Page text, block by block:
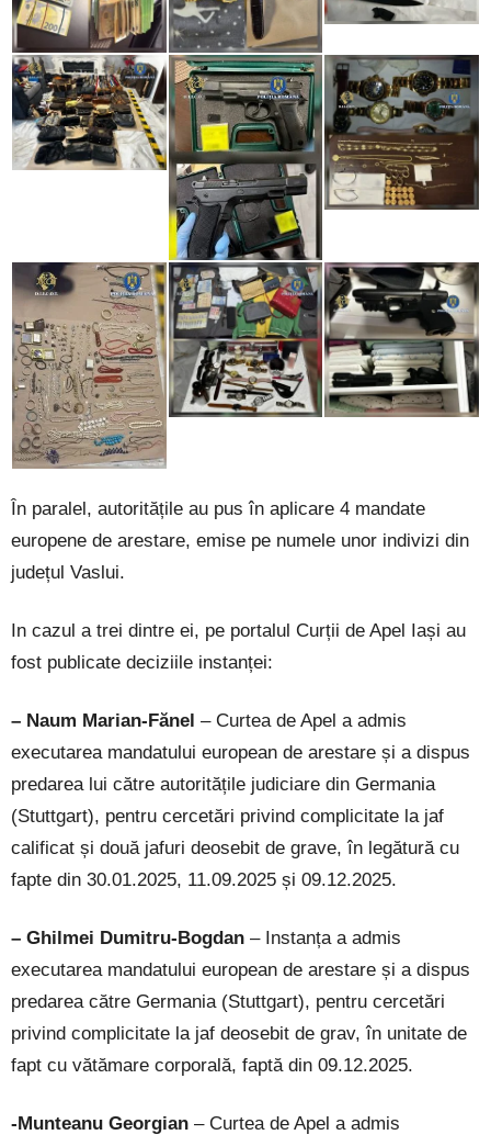
În paralel, autoritățile au pus în aplicare 4 mandate
europene de arestare, emise pe numele unor indivizi din
județul Vaslui.
In cazul a trei dintre ei, pe portalul Curții de Apel Iași au
fost publicate deciziile instanței:
– Naum Marian-Fănel – Curtea de Apel a admis
executarea mandatului european de arestare și a dispus
predarea lui către autoritățile judiciare din Germania
(Stuttgart), pentru cercetări privind complicitate la jaf
calificat și două jafuri deosebit de grave, în legătură cu
fapte din 30.01.2025, 11.09.2025 și 09.12.2025.
– Ghilmei Dumitru-Bogdan – Instanța a admis
executarea mandatului european de arestare și a dispus
predarea către Germania (Stuttgart), pentru cercetări
privind complicitate la jaf deosebit de grav, în unitate de
fapt cu vătămare corporală, faptă din 09.12.2025.
-Munteanu Georgian – Curtea de Apel a admis